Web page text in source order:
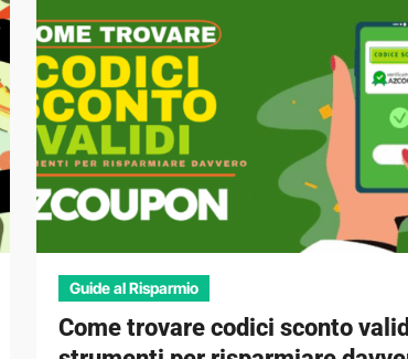
Guide al Risparmio
Come trovare codici sconto